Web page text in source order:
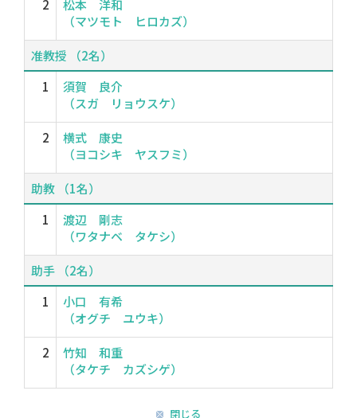
2
松本 洋和
（マツモト ヒロカズ）
准教授 （2名）
1
須賀 良介
（スガ リョウスケ）
2
横式 康史
（ヨコシキ ヤスフミ）
助教 （1名）
1
渡辺 剛志
（ワタナベ タケシ）
助手 （2名）
1
小口 有希
（オグチ ユウキ）
2
竹知 和重
（タケチ カズシゲ）
閉じる